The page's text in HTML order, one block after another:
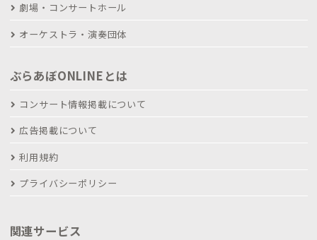
劇場・コンサートホール
オーケストラ・演奏団体
ぶらあぼONLINEとは
コンサート情報掲載について
広告掲載について
利用規約
プライバシーポリシー
関連サービス